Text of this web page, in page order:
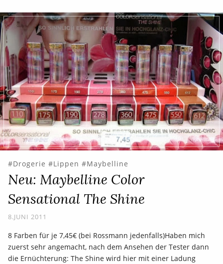
Drogerie Lippen Maybelline
Neu: Maybelline Color
Sensational The Shine
8.JUNI 2011
8 Farben für je 7,45€ (bei Rossmann jedenfalls)Haben mich
zuerst sehr angemacht, nach dem Ansehen der Tester dann
die Ernüchterung: The Shine wird hier mit einer Ladung